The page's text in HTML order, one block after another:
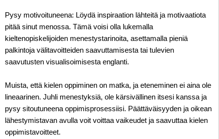
Pysy motivoituneena: Löydä inspiraation lähteitä ja motivaatiota
pitää sinut menossa. Tämä voisi olla lukemalla
kieltenopiskelijoiden menestystarinoita, asettamalla pieniä
palkintoja välitavoitteiden saavuttamisesta tai tulevien
saavutusten visualisoimisesta englanti.
Muista, että kielen oppiminen on matka, ja eteneminen ei aina ole
lineaarinen. Juhli menestyksiä, ole kärsivällinen itsesi kanssa ja
pysy sitoutuneena oppimisprosessiisi. Päättäväisyyden ja oikean
lähestymistavan avulla voit voittaa vaikeudet ja saavuttaa kielen
oppimistavoitteet.